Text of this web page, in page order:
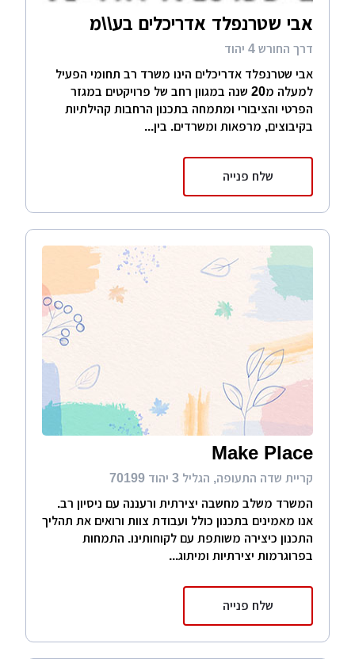
אבי שטרנפלד אדריכלים בע\\מ
דרך החורש 4 יהוד
אבי שטרנפלד אדריכלים הינו משרד רב תחומי הפעיל
למעלה מ20 שנה במגוון רחב של פרויקטים במגזר
הפרטי והציבורי ומתמחה בתכנון הרחבות קהילתיות
בקיבוצים, מרפאות ומשרדים. בין...
שלח פנייה
Make Place
קריית שדה התעופה, הגליל 3 יהוד 70199
המשרד משלב מחשבה יצירתית ורעננה עם ניסיון רב.
אנו מאמינים בתכנון כולל ועבודת צוות ורואים את תהליך
התכנון כיצירה משותפת עם לקוחותינו. התמחות
בפרוגרמות יצירתיות ומיתוג...
שלח פנייה